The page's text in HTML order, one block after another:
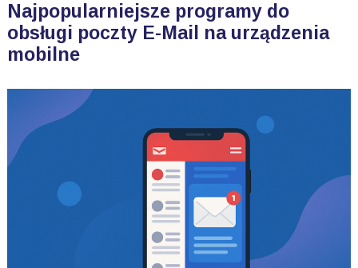
Najpopularniejsze programy do
obsługi poczty E-Mail na urządzenia
mobilne